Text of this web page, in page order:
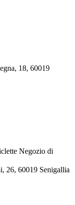
18, 60019
Negozio di
26, 60019 Senigallia